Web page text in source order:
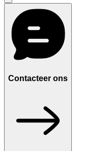
Contacteer ons